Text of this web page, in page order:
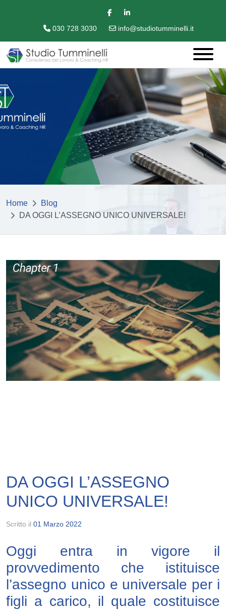
030 728 3030 info@studiotumminelli.it
Home
Blog
DA OGGI L’ASSEGNO UNICO UNIVERSALE!
DA OGGI L’ASSEGNO
UNICO UNIVERSALE!
Scritto il 01 Marzo 2022
Oggi entra in vigore il
provvedimento che istituisce
l’assegno unico e universale per i
figli a carico, il quale costituisce